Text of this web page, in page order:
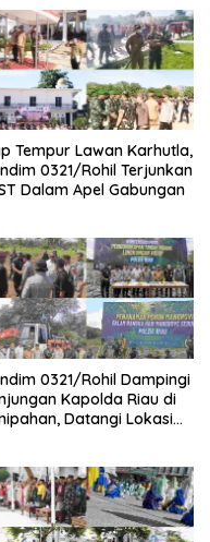
Tempur Lawan Karhutla,
0321/Rohil Terjunkan
Dalam Apel Gabungan
0321/Rohil Dampingi
Kapolda Riau di
Datangi Lokasi